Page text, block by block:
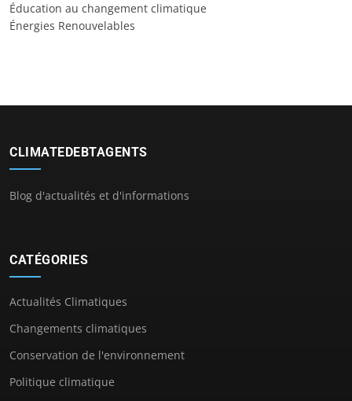
Éducation au changement climatique
Énergies Renouvelables
CLIMATEDEBTAGENTS
Blog d'actualités et d'informations
CATÉGORIES
Actualités Climatiques
Changements climatiques
Conservation de l'environnement
Politique climatique